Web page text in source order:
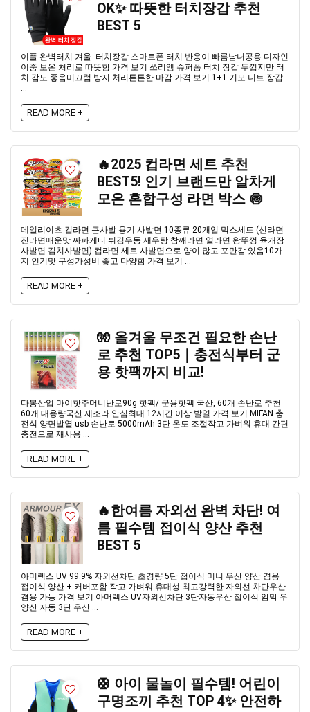
OK✨ 따뜻한 터치장갑 추천
BEST 5
이플 완벽터치 겨울 터치장갑 스마트폰 터치 반응이 빠름남녀공용 디자인
이중 보온 처리로 따뜻함 가격 보기 쓰리엠 슈퍼폼 터치 장갑 두껍지만 터
치 감도 좋음미끄럼 방지 처리튼튼한 마감 가격 보기 1+1 기모 니트 장갑
...
READ MORE +
🔥2025 컵라면 세트 추천
BEST5! 인기 브랜드만 알차게
모은 혼합구성 라면 박스 🍥
데일리이츠 컵라면 큰사발 용기 사발면 10종류 20개입 믹스세트 (신라면
진라면매운맛 짜파게티 튀김우동 새우탕 참깨라면 열라면 왕뚜껑 육개장
사발면 김치사발면) 컵라면 세트 사발면으로 양이 많고 포만감 있음10가
지 인기맛 구성가성비 좋고 다양함 가격 보기 ...
READ MORE +
🧤 올겨울 무조건 필요한 손난
로 추천 TOP5｜충전식부터 군
용 핫팩까지 비교!
다봉산업 마이핫주머니난로90g 핫팩/ 군용핫팩 국산, 60개 손난로 추천
60개 대용량국산 제조라 안심최대 12시간 이상 발열 가격 보기 MIFAN 충
전식 양면발열 usb 손난로 5000mAh 3단 온도 조절작고 가벼워 휴대 간편
충전으로 재사용 ...
READ MORE +
🔥한여름 자외선 완벽 차단! 여
름 필수템 접이식 양산 추천
BEST 5
아머렉스 UV 99.9% 자외선차단 초경량 5단 접이식 미니 우산 양산 겸용
접이식 양산 + 커버포함 작고 가벼워 휴대성 최고강력한 자외선 차단우산
겸용 가능 가격 보기 아머렉스 UV자외선차단 3단자동우산 접이식 암막 우
양산 자동 3단 우산 ...
READ MORE +
🛟 아이 물놀이 필수템! 어린이
구명조끼 추천 TOP 4✨ 안전하